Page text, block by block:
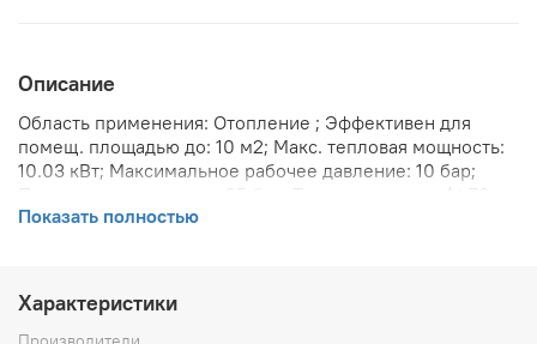
Описание
Область применения: Отопление ; Эффективен для
помещ. площадью до: 10 м2; Макс. тепловая мощность:
10.03 кВт; Максимальное рабочее давление: 10 бар;
1031 Вт; Теплоотдача при Δt 60: 842 Вт; Теплоотдача при
температура теплоносителя: 110 °С; Межосевое
расстояние: 1 734 мм; Резьба присоединения радиатора:
1/2 ; Тип подключения: Боковое ; Вес товара (нетто):
Показать полностью
Характеристики